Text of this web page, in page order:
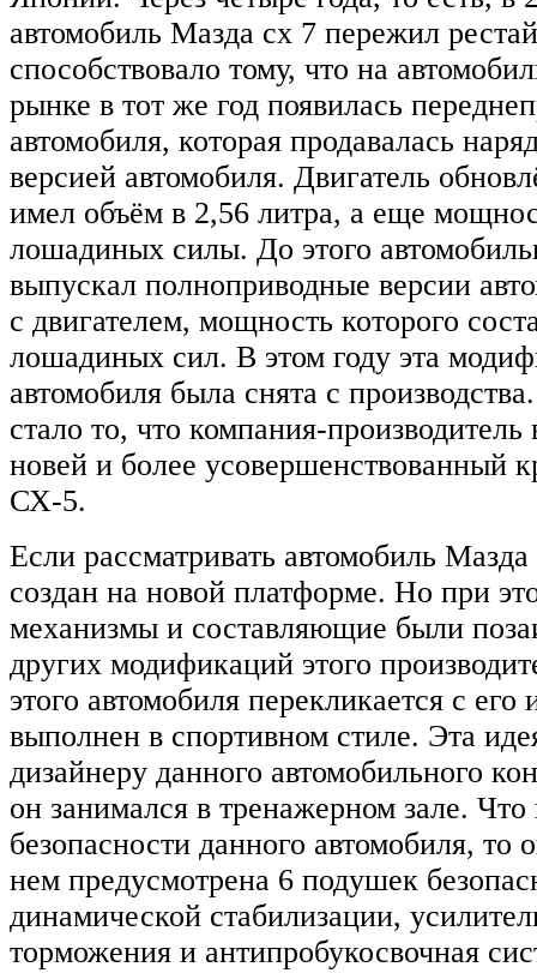
автомобиль Мазда сх 7 пережил
способствовало тому, что на
рынке в тот же год появилась
автомобиля, которая продавалась
версией автомобиля. Двигатель
имел объём в 2,56 литра, а еще
лошадиных силы. До этого
выпускал полноприводные версии
с двигателем, мощность которого
лошадиных сил. В этом году эта
автомобиля была снята с
стало то, что компания-
новей и более усовершенствованный
СХ-5.
Если рассматривать автомобиль
создан на новой платформе. Но при
механизмы и составляющие были
других модификаций этого
этого автомобиля перекликается с
выполнен в спортивном стиле. Эта
дизайнеру данного автомобильного
он занимался в тренажерном зале. Что
безопасности данного автомобиля, то
нем предусмотрена 6 подушек
динамической стабилизации,
торможения и антипробукосвочная